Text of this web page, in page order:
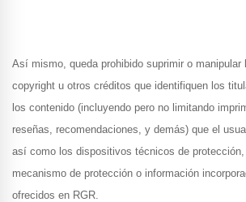
Así mismo, queda prohibido suprimir o manipular
copyright u otros créditos que identifiquen los
los contenido (incluyendo pero no limitando
reseñas, recomendaciones, y demás) que el
así como los dispositivos técnicos de
mecanismo de protección o información
ofrecidos en RGR.